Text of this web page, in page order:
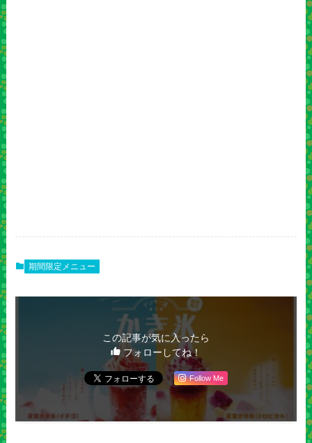
期間限定メニュー
この記事が気に入ったら
フォローしてね！
Follow Me